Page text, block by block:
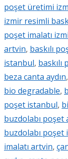
poşet üretimi
izmir resimli
poşet imalatı
artvin, baskılı
istanbul, baskılı
beza canta aydın,
bio degradable,
poşet istanbul,
buzdolabı poşet
buzdolabı poşet
imalatı artvin,